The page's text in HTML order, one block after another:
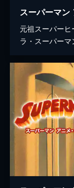
スーパーマン
元祖スーパー
ラ・スーパーマ